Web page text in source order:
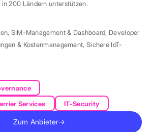
200 Ländern unterstützen.
, SIM-Management & Dashboard, Developer
& Kostenmanagement, Sichere IoT-
Services
IT-Security
Zum Anbieter→